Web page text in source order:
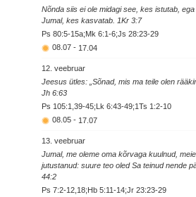
Nõnda siis ei ole midagi see, kes istutab,
Jumal, kes kasvatab. 1Kr 3:7
Ps 80:5-15a;Mk 6:1-6;Js 28:23-29
08.07 - 17.04
12. veebruar
Jeesus ütles: „Sõnad, mis ma teile olen
Jh 6:63
Ps 105:1,39-45;Lk 6:43-49;1Ts 1:2-10
08.05 - 17.07
13. veebruar
Jumal, me oleme oma kõrvaga kuulnud,
jutustanud: suure teo oled Sa teinud nende
44:2
Ps 7:2-12,18;Hb 5:11-14;Jr 23:23-29